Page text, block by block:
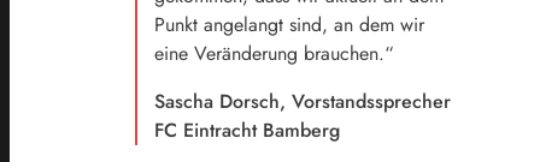
Punkt angelangt sind, an dem wir
eine Veränderung brauchen.“
Sascha Dorsch, Vorstandssprecher
FC Eintracht Bamberg